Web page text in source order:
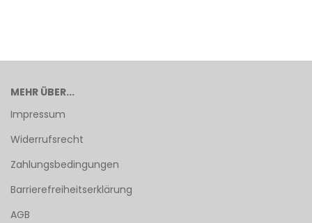
MEHR ÜBER...
Impressum
Widerrufsrecht
Zahlungsbedingungen
Barrierefreiheitserklärung
AGB